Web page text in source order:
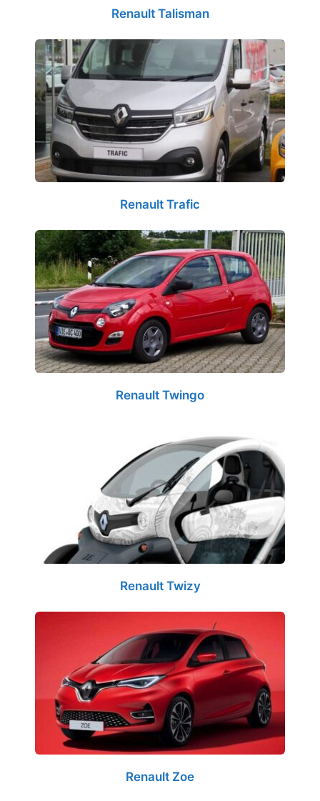
Renault Talisman
Renault Trafic
Renault Twingo
Renault Twizy
Renault Zoe